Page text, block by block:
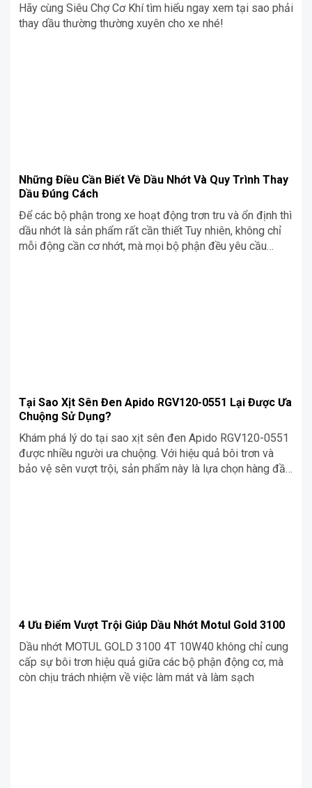
Hãy cùng Siêu Chợ Cơ Khí tìm hiểu ngay xem tại sao phải
thay dầu thường thường xuyên cho xe nhé!
Những Điều Cần Biết Về Dầu Nhớt Và Quy Trình Thay
Dầu Đúng Cách
Để các bộ phận trong xe hoạt động trơn tru và ổn định thì
dầu nhớt là sản phẩm rất cần thiết Tuy nhiên, không chỉ
mỗi động cần cơ nhớt, mà mọi bộ phận đều yêu cầu
Tại Sao Xịt Sên Đen Apido RGV120-0551 Lại Được Ưa
Chuộng Sử Dụng?
Khám phá lý do tại sao xịt sên đen Apido RGV120-0551
được nhiều người ưa chuộng. Với hiệu quả bôi trơn và
bảo vệ sên vượt trội, sản phẩm này là lựa chọn hàng đầu
4 Ưu Điểm Vượt Trội Giúp Dầu Nhớt Motul Gold 3100
Dầu nhớt MOTUL GOLD 3100 4T 10W40 không chỉ cung
cấp sự bôi trơn hiệu quả giữa các bộ phận động cơ, mà
còn chịu trách nhiệm về việc làm mát và làm sạch